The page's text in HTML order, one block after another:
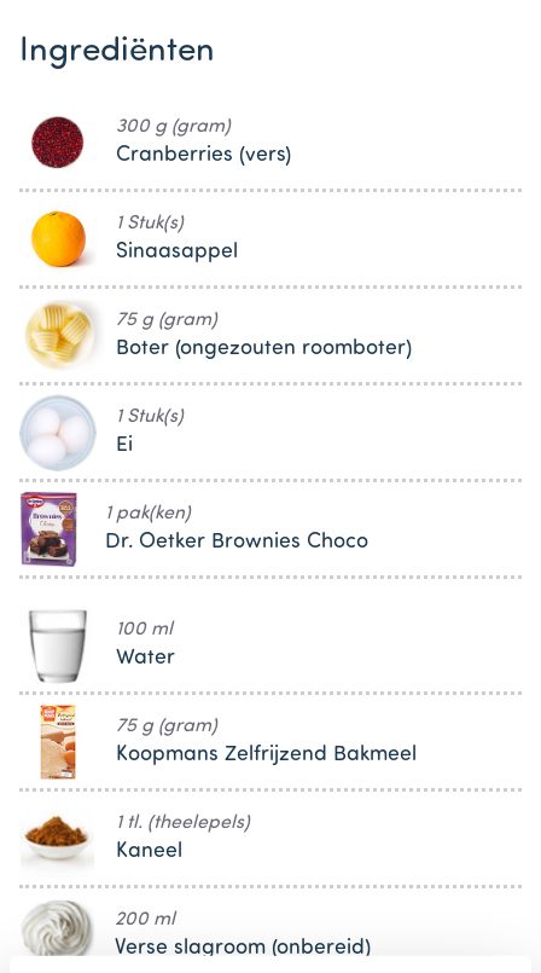
Ingrediënten
300 g (gram)
Cranberries (vers)
1 Stuk(s)
Sinaasappel
75 g (gram)
Boter (ongezouten roomboter)
1 Stuk(s)
Ei
1 pak(ken)
Dr. Oetker Brownies Choco
100 ml
Water
75 g (gram)
Koopmans Zelfrijzend Bakmeel
1 tl. (theelepels)
Kaneel
200 ml
Verse slagroom (onbereid)